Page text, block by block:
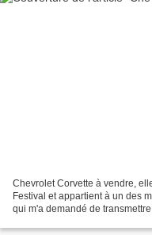
Chevrolet Corvette à vendre,
Festival et appartient à un des
qui m'a demandé de